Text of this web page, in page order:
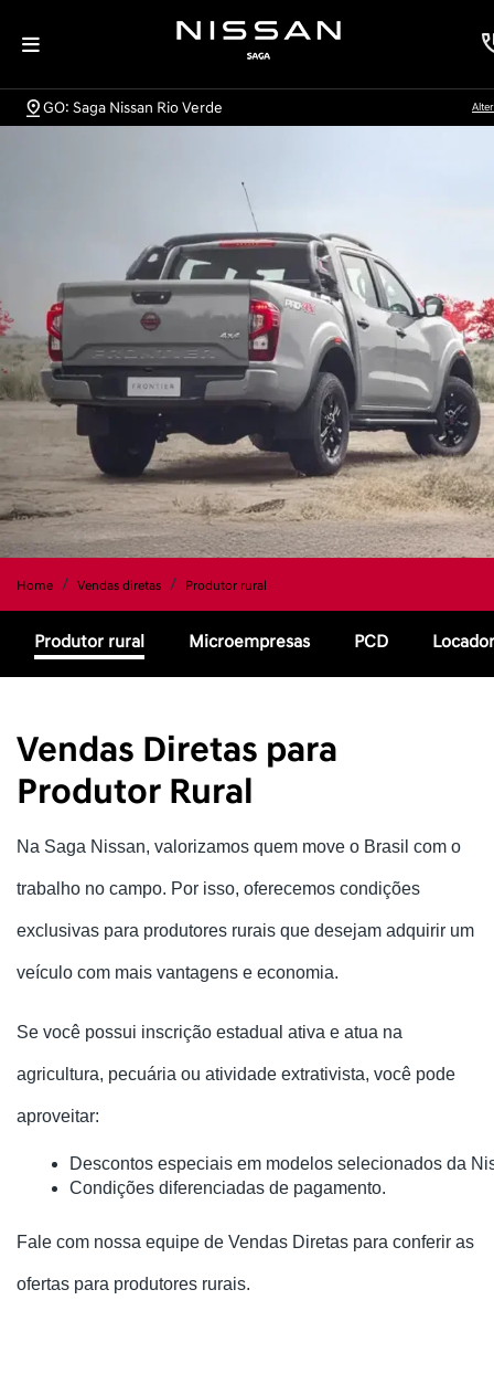
GO: Saga Nissan Rio Verde
Home Vendas diretas Produtor rural
Microempresas PCD
Produtor rural
Vendas Diretas para
Produtor Rural
Na Saga Nissan, valorizamos quem move o Brasil com o
trabalho no campo. Por isso, oferecemos condições
exclusivas para produtores rurais que desejam adquirir um
veículo com mais vantagens e economia.
Se você possui inscrição estadual ativa e atua na
agricultura, pecuária ou atividade extrativista, você pode
aproveitar:
Descontos especiais em modelos selecionados da
Condições diferenciadas de pagamento.
Fale com nossa equipe de Vendas Diretas para conferir as
ofertas para produtores rurais.